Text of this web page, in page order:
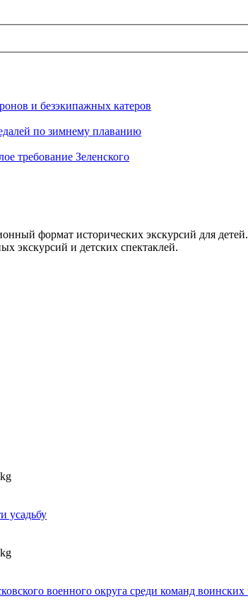
и безэкипажных катеров
по зимнему плаванию
требование Зеленского
формат исторических экскурсий для
экскурсий и детских спектаклей.
усадьбу
военного округа среди команд воинских